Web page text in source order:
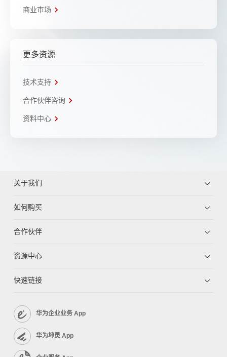
商业市场
更多资源
技术支持
合作伙伴咨询
资料中心
关于我们
如何购买
合作伙伴
资源中心
快速链接
华为企业业务 App
华为坤灵 App